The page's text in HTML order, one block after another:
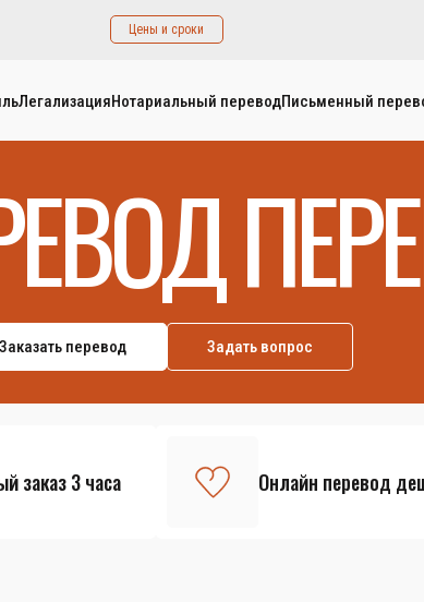
Цены и сроки
ЛегализацияНотариальный переводПисьменный
Заказать перевод Задать вопрос
заказ 3 часа Онлайн перевод